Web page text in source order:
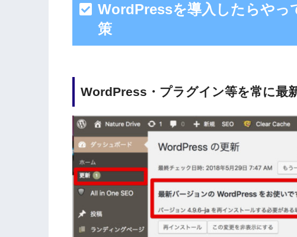
WordPressを導入したらやっ
策
WordPress・プラグイン等を常に最